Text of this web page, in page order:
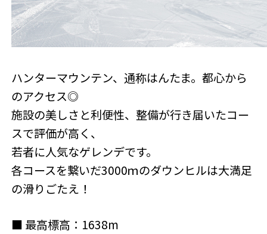
ハンターマウンテン、通称はんたま。都心から
のアクセス◎
施設の美しさと利便性、整備が行き届いたコー
スで評価が高く、
若者に人気なゲレンデです。
各コースを繋いだ3000ｍのダウンヒルは大満足
の滑りごたえ！
■ 最高標高：1638m